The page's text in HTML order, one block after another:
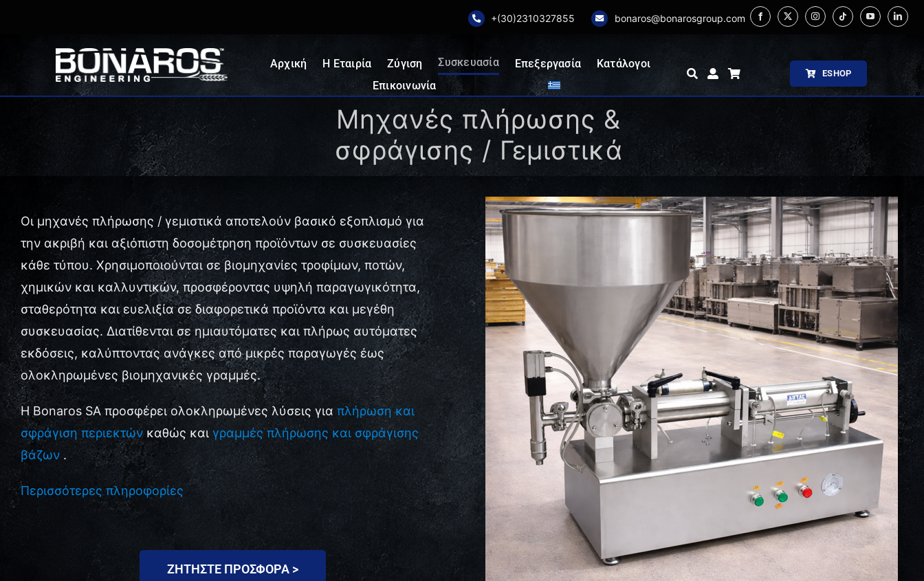
+(30)2310327855 bonaros@bonarosgroup.com
Αρχική Η Εταιρία Ζύγιση Συσκευασία Επεξεργασία
Κατάλογοι
Επικοινωνία
ESHOP
Μηχανές πλήρωσης &
σφράγισης / Γεμιστικά
Οι μηχανές πλήρωσης / γεμιστικά αποτελούν βασικό εξοπλισμό για
την ακριβή και αξιόπιστη δοσομέτρηση προϊόντων σε συσκευασίες
κάθε τύπου. Χρησιμοποιούνται σε βιομηχανίες τροφίμων, ποτών,
χημικών και καλλυντικών, προσφέροντας υψηλή παραγωγικότητα,
σταθερότητα και ευελιξία σε διαφορετικά προϊόντα και μεγέθη
συσκευασίας. Διατίθενται σε ημιαυτόματες και πλήρως αυτόματες
εκδόσεις, καλύπτοντας ανάγκες από μικρές παραγωγές έως
ολοκληρωμένες βιομηχανικές γραμμές.
Η Bonaros SA προσφέρει ολοκληρωμένες λύσεις για πλήρωση και
σφράγιση περιεκτώνκαθώς και γραμμές πλήρωσης και σφράγισης
βάζων.
Περισσότερες πληροφορίες
ΖΗΤΗΣΤΕ ΠΡΟΣΦΟΡΑ >